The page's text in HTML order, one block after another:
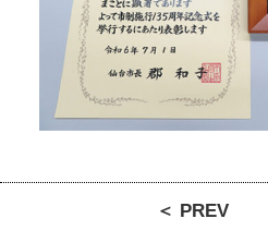
＜ PREV